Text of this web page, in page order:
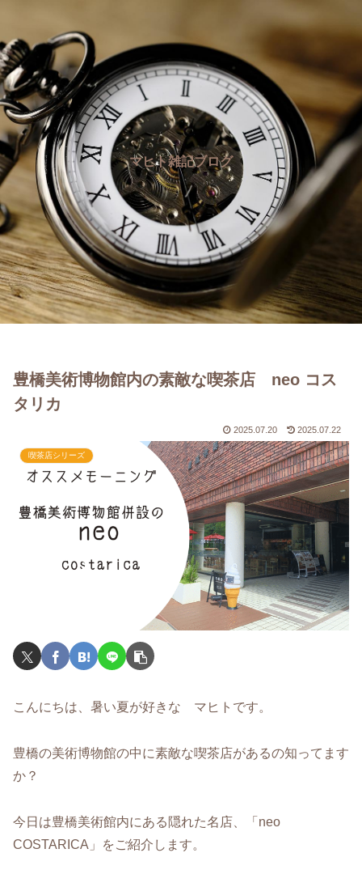
マヒト雑記ブログ
豊橋美術博物館内の素敵な喫茶店 neo コス
タリカ
2025.07.20 2025.07.22
喫茶店シリーズ
こんにちは、暑い夏が好きな マヒトです。
豊橋の美術博物館の中に素敵な喫茶店があるの知ってます
か？
今日は豊橋美術館内にある隠れた名店、「neo
COSTARICA」をご紹介します。